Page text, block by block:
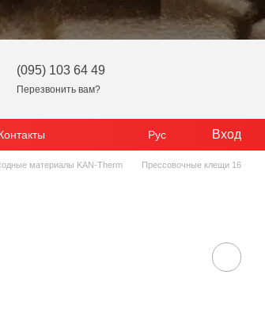
(095) 103 64 49
Перезвонить вам?
Рус Вход
материалы KAN-Therm Прессовочные клещи 16